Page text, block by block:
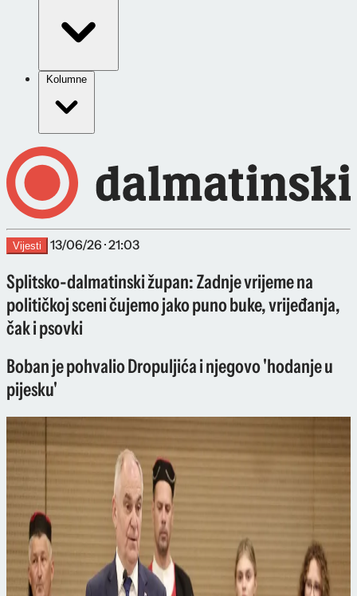
Kolumne
Vijesti 13/06/26 · 21:03
Splitsko-dalmatinski župan: Zadnje vrijeme na
političkoj sceni čujemo jako puno buke, vrijeđanja,
čak i psovki
Boban je pohvalio Dropuljića i njegovo 'hodanje u
pijesku'